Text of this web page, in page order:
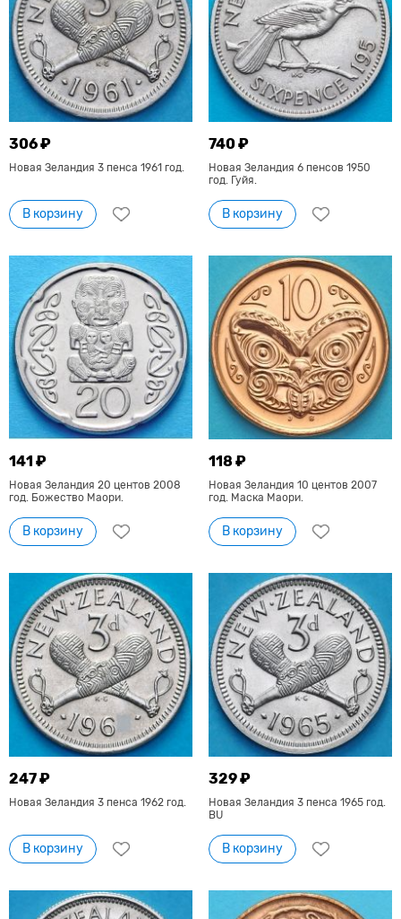
306 ₽
Новая Зеландия 3 пенса 1961 год.
В корзину
740 ₽
Новая Зеландия 6 пенсов 1950
год. Гуйя.
В корзину
141 ₽
Новая Зеландия 20 центов 2008
год. Божество Маори.
В корзину
118 ₽
Новая Зеландия 10 центов 2007
год. Маска Маори.
В корзину
247 ₽
Новая Зеландия 3 пенса 1962 год.
В корзину
329 ₽
Новая Зеландия 3 пенса 1965 год.
BU
В корзину